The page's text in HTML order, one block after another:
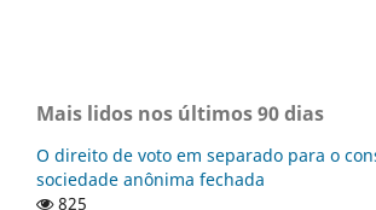
Mais lidos nos últimos 90 dias
O direito de voto em separado para o
sociedade anônima fechada
825